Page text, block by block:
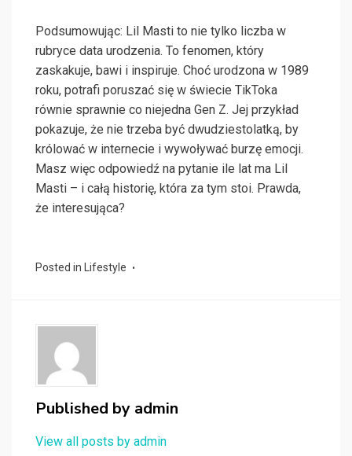
Podsumowując: Lil Masti to nie tylko liczba w
rubryce data urodzenia. To fenomen, który
zaskakuje, bawi i inspiruje. Choć urodzona w 1989
roku, potrafi poruszać się w świecie TikToka
równie sprawnie co niejedna Gen Z. Jej przykład
pokazuje, że nie trzeba być dwudziestolatką, by
królować w internecie i wywoływać burzę emocji.
Masz więc odpowiedź na pytanie ile lat ma Lil
Masti – i całą historię, która za tym stoi. Prawda,
że interesująca?
Posted in Lifestyle
Published by admin
View all posts by admin